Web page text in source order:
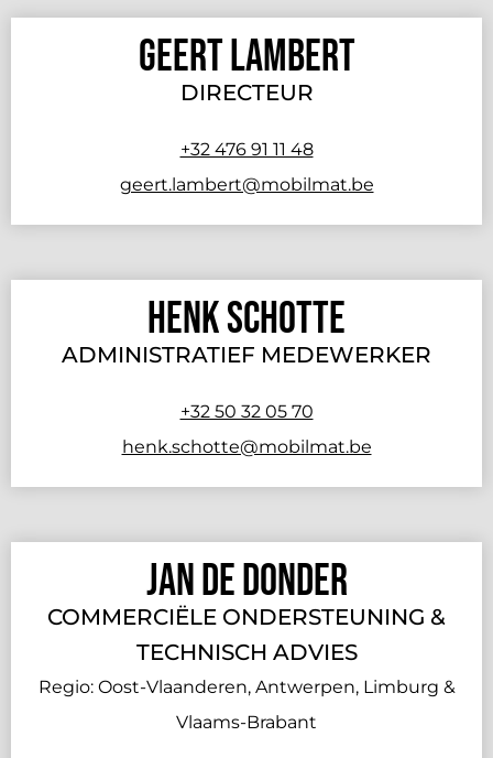
Geert Lambert
DIRECTEUR
+32 476 91 11 48
geert.lambert@mobilmat.be
Henk Schotte
ADMINISTRATIEF MEDEWERKER
+32 50 32 05 70
henk.schotte@mobilmat.be
Jan De Donder
COMMERCIËLE ONDERSTEUNING &
TECHNISCH ADVIES
Regio: Oost-Vlaanderen, Antwerpen, Limburg &
Vlaams-Brabant